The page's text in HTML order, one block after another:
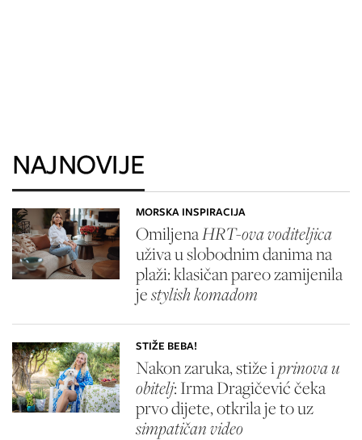
NAJNOVIJE
MORSKA INSPIRACIJA
OmiljenaHRT-ova voditeljica
uživa u slobodnim danima na
plaži: klasičan pareo zamijenila
jestylish komadom
STIŽE BEBA!
Nakon zaruka, stiže iprinova u
obitelj: Irma Dragičević čeka
prvo dijete, otkrila je to uz
simpatičan video